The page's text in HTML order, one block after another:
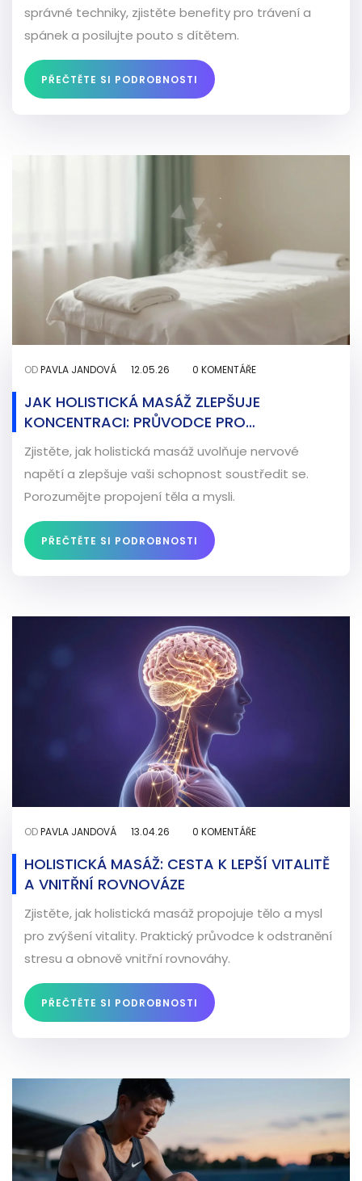
správné techniky, zjistěte benefity pro trávení a
spánek a posilujte pouto s dítětem.
PŘEČTĚTE SI PODROBNOSTI
ODPAVLA JANDOVÁ 12.05.26 0 KOMENTÁŘE
JAK HOLISTICKÁ MASÁŽ ZLEPŠUJE
KONCENTRACI: PRŮVODCE PRO
SOUSTŘEDĚNÍ A KLID MYSLI
Zjistěte, jak holistická masáž uvolňuje nervové
napětí a zlepšuje vaši schopnost soustředit se.
Porozumějte propojení těla a mysli.
PŘEČTĚTE SI PODROBNOSTI
ODPAVLA JANDOVÁ 13.04.26 0 KOMENTÁŘE
HOLISTICKÁ MASÁŽ: CESTA K LEPŠÍ VITALITĚ
A VNITŘNÍ ROVNOVÁZE
Zjistěte, jak holistická masáž propojuje tělo a mysl
pro zvýšení vitality. Praktický průvodce k odstranění
stresu a obnově vnitřní rovnováhy.
PŘEČTĚTE SI PODROBNOSTI